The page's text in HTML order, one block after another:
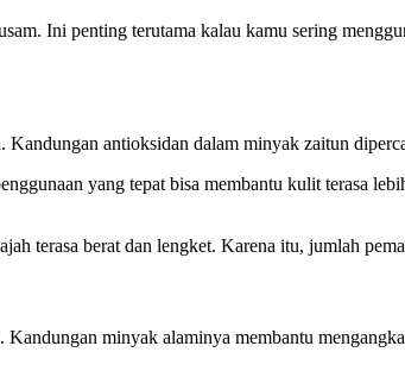
Ini penting terutama kalau kamu sering
antioksidan dalam minyak zaitun
yang tepat bisa membantu kulit terasa
terasa berat dan lengket. Karena itu, jumlah
. Kandungan minyak alaminya membantu